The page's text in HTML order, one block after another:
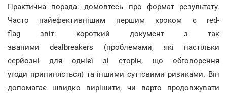
Практична порада: домовтесь про формат результату.
Часто найефективнішим першим кроком є red-
flag звіт: короткий документ з так
званими dealbreakers (проблемами, які настільки
серйозні для однієї зі сторін, що обговорення
угоди припиняється) та іншими суттєвими ризиками. Він
допомагає швидко вирішити, чи варто продовжувати